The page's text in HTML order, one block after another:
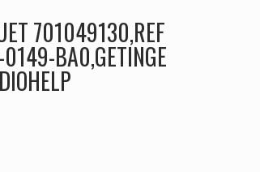
701049130,REF
BA0,GETINGE